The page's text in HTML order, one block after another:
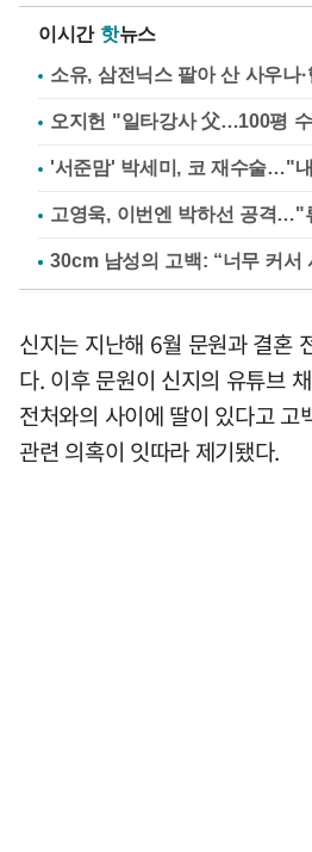
이시간 핫뉴스
소유, 삼전닉스 팔아 산 사우나
오지헌 "일타강사 父…100평
'서준맘' 박세미, 코 재수술…"
고영욱, 이번엔 박하선 공격…"
신지는 지난해 6월 문원과 결혼
다. 이후 문원이 신지의 유튜브
전처와의 사이에 딸이 있다고 고
관련 의혹이 잇따라 제기됐다.